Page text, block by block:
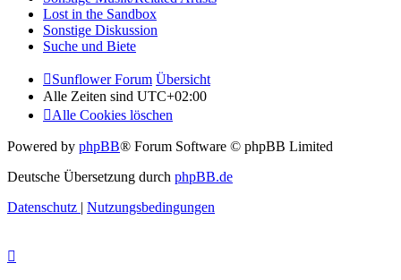
Lost in the Sandbox
Sonstige Diskussion
Suche und Biete
Sunflower Forum Übersicht
Alle Zeiten sind UTC+02:00
Alle Cookies löschen
Powered by phpBB® Forum Software © phpBB Limited
Deutsche Übersetzung durch phpBB.de
Datenschutz | Nutzungsbedingungen